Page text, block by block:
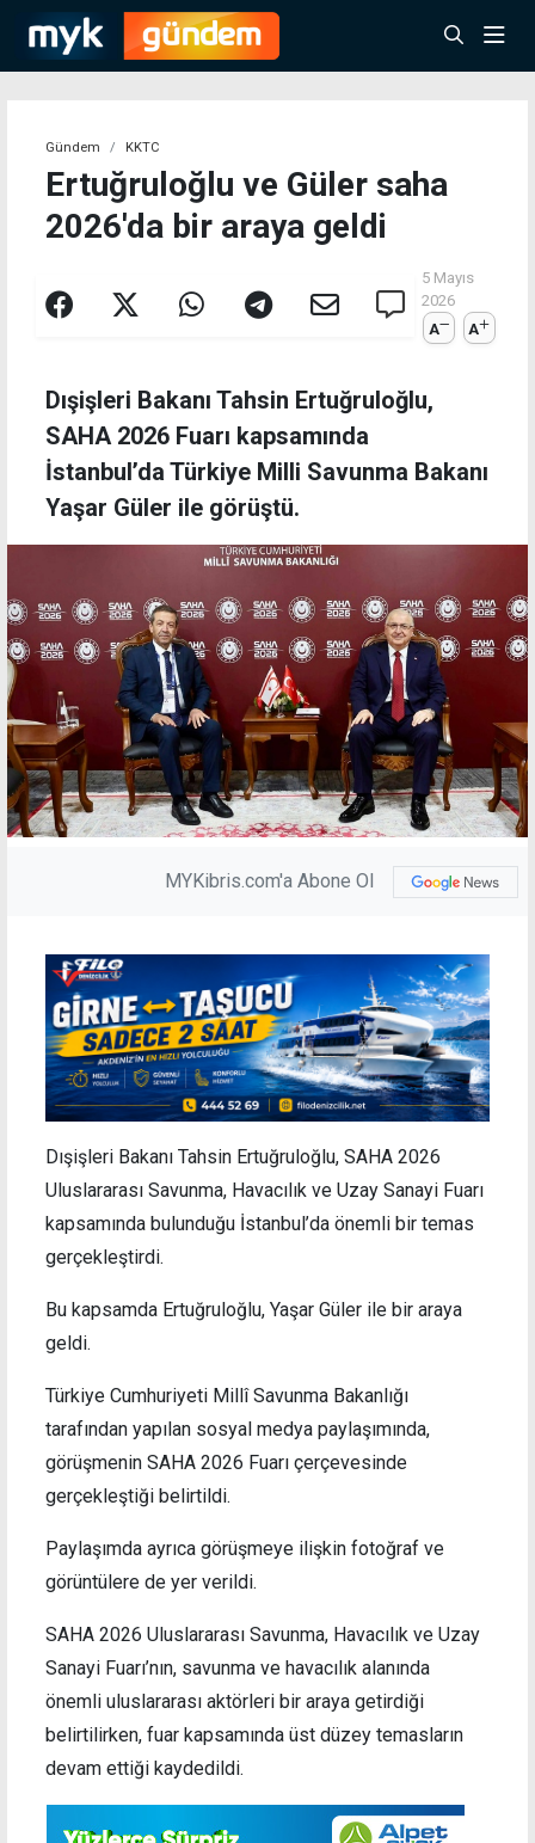
Gündem KKTC
Ertuğruloğlu ve Güler saha
2026'da bir araya geldi
5 Mayıs
2026
A
A
Dışişleri Bakanı Tahsin Ertuğruloğlu,
SAHA 2026 Fuarı kapsamında
İstanbul’da Türkiye Milli Savunma Bakanı
Yaşar Güler ile görüştü.
MYKibris.com'a Abone Ol
Dışişleri Bakanı Tahsin Ertuğruloğlu, SAHA 2026
Uluslararası Savunma, Havacılık ve Uzay Sanayi Fuarı
kapsamında bulunduğu İstanbul’da önemli bir temas
gerçekleştirdi.
Bu kapsamda Ertuğruloğlu, Yaşar Güler ile bir araya
geldi.
Türkiye Cumhuriyeti Millî Savunma Bakanlığı
tarafından yapılan sosyal medya paylaşımında,
görüşmenin SAHA 2026 Fuarı çerçevesinde
gerçekleştiği belirtildi.
Paylaşımda ayrıca görüşmeye ilişkin fotoğraf ve
görüntülere de yer verildi.
SAHA 2026 Uluslararası Savunma, Havacılık ve Uzay
Sanayi Fuarı’nın, savunma ve havacılık alanında
önemli uluslararası aktörleri bir araya getirdiği
belirtilirken, fuar kapsamında üst düzey temasların
devam ettiği kaydedildi.